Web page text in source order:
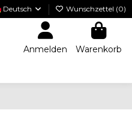
Deutsch Wunschzettel (0)
Anmelden Warenkorb